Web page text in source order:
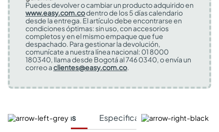
Puedes devolver o cambiar un producto adquirido en
www.easy.com.codentro de los 5 días calendario
desde la entrega. El artículo debe encontrarse en
condiciones óptimas: sin uso, con accesorios
completos y en el mismo empaque que fue
despachado. Para gestionar la devolución,
comunícate a nuestra línea nacional: 01 8000
180340, llama desde Bogotá al 746 0340, o envía un
correo aclientes@easy.com.co.
Características Especificaciones Técnicas